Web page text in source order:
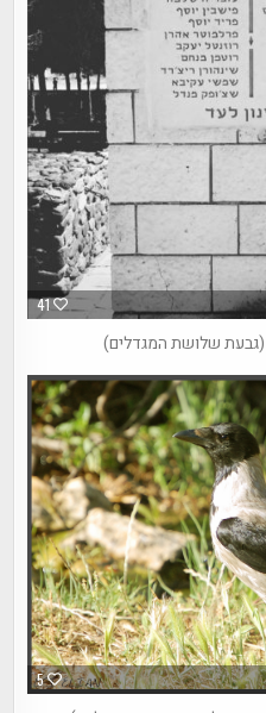
41
5